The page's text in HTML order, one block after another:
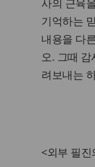
사의 근육
기억하는
내용을 다
오. 그때
려보내는
<외부 필